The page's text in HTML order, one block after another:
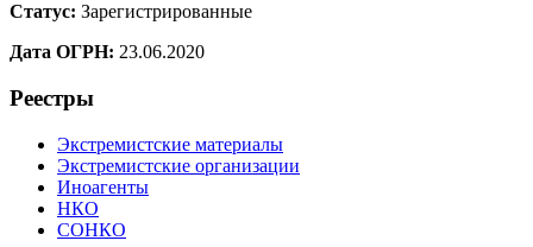
Статус: Зарегистрированные
Дата ОГРН: 23.06.2020
Реестры
Экстремистские материалы
Экстремистские организации
Иноагенты
НКО
СОНКО